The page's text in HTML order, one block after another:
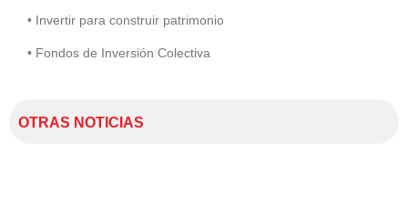
• Invertir para construir patrimonio
• Fondos de Inversión Colectiva
OTRAS NOTICIAS